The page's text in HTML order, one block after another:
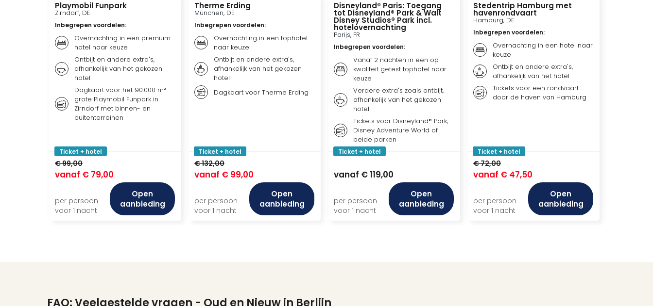
Playmobil Funpark
Zirndorf, DE
Inbegrepen voordelen:
Overnachting in een premium
hotel naar keuze
Ontbijt en andere extra's,
afhankelijk van het gekozen
hotel
Dagkaart voor het 90.000 m²
grote Playmobil Funpark in
Zirndorf met binnen- en
buitenterreinen
Ticket + hotel
€ 99,00
vanaf € 79,00
per persoon
voor 1 nacht
Open
aanbieding
Therme Erding
München, DE
Inbegrepen voordelen:
Overnachting in een tophotel
naar keuze
Ontbijt en andere extra's,
afhankelijk van het gekozen
hotel
Dagkaart voor Therme Erding
Ticket + hotel
€ 132,00
vanaf € 99,00
per persoon
voor 1 nacht
Open
aanbieding
Disneyland® Paris: Toegang
tot Disneyland® Park & Walt
Disney Studios® Park incl.
hotelovernachting
Parijs, FR
Inbegrepen voordelen:
Vanaf 2 nachten in een op
kwaliteit getest tophotel naar
keuze
Verdere extra's zoals ontbijt,
afhankelijk van het gekozen
hotel
Tickets voor Disneyland® Park,
Disney Adventure World of
beide parken
Ticket + hotel
vanaf € 119,00
per persoon
voor 1 nacht
Open
aanbieding
Stedentrip Hamburg met
havenrondvaart
Hamburg, DE
Inbegrepen voordelen:
Overnachting in een hotel naar
keuze
Ontbijt en andere extra's,
afhankelijk van het hotel
Tickets voor een rondvaart
door de haven van Hamburg
Ticket + hotel
€ 72,00
vanaf € 47,50
per persoon
voor 1 nacht
Open
aanbieding
FAQ: Veelgestelde vragen - Oud en Nieuw in Berlijn